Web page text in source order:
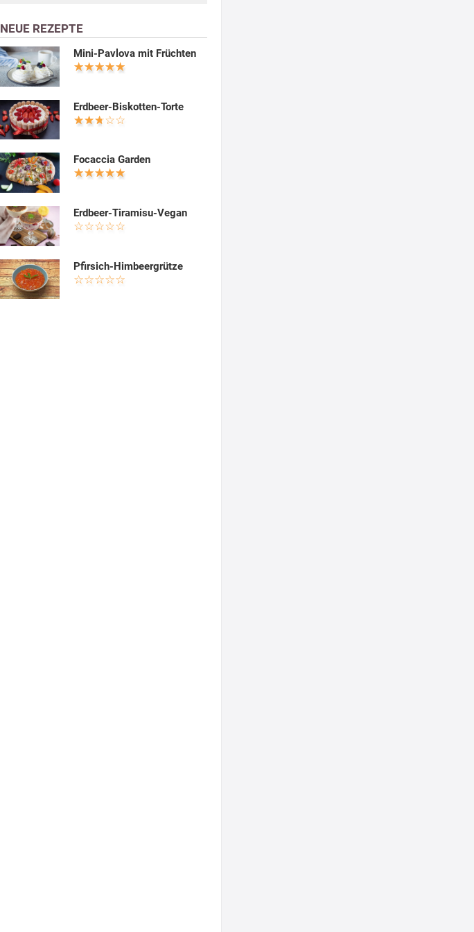
NEUE REZEPTE
Mini-Pavlova mit Früchten
Erdbeer-Biskotten-Torte
Focaccia Garden
Erdbeer-Tiramisu-Vegan
Pfirsich-Himbeergrütze